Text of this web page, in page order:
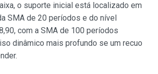
o suporte inicial está localizado em
SMA de 20 períodos e do nível
com a SMA de 100 períodos
dinâmico mais profundo se um recuo